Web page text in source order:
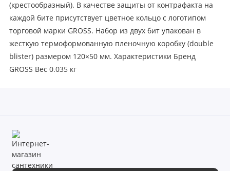
(крестообразный). В качестве защиты от контрафакта на
каждой бите присутствует цветное кольцо с логотипом
торговой марки GROSS. Набор из двух бит упакован в
жесткую термоформованную пленочную коробку (double
blister) размером 120×50 мм. Характеристики Бренд
GROSS Вес 0.035 кг